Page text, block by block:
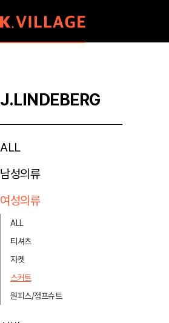
J.LINDEBERG
ALL
남성의류
여성의류
ALL
티셔츠
자켓
스커트
원피스/점프슈트